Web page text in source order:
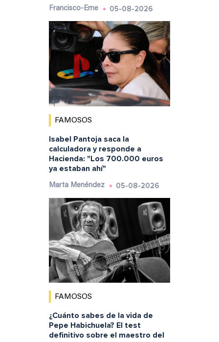
Francisco-Eme 05-08-2026
FAMOSOS
Isabel Pantoja saca la
calculadora y responde a
Hacienda: "Los 700.000 euros
ya estaban ahí"
Marta Menéndez 05-08-2026
FAMOSOS
¿Cuánto sabes de la vida de
Pepe Habichuela? El test
definitivo sobre el maestro del